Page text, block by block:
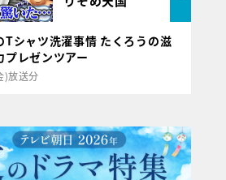
Tシャツ洗濯事情 たくろうの滋
プレゼンツアー
)放送分